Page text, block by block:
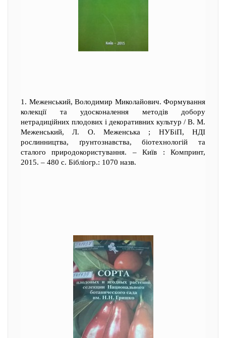
1. Меженський, Володимир Миколайович. Формування
колекції та удосконалення методів добору
нетрадиційних плодових і декоративних культур / В. М.
Меженський, Л. О. Меженська ; НУБіП, НДІ
рослинництва, ґрунтознавства, біотехнологій та
сталого природокористування. – Київ : Компринт,
2015. – 480 с. Бібліогр.: 1070 назв.